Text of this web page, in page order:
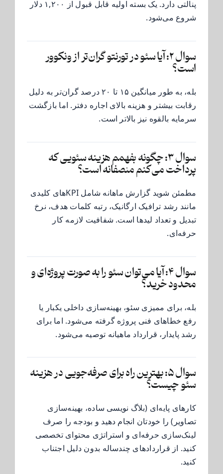
پنالتی دارد. یک بسته اولیه قابل قبول از ۱,۲۰۰ دلار
شروع می‌شود.
سوال ۲: آیا سئو در تورنتو گران‌تر از ونکوور
است؟
بله، به طور میانگین ۱۵ تا ۲۰ درصد گران‌تر به دلیل
رقابت بیشتر و هزینه بالای اجاره دفتر. اما بازگشت
سرمایه بالقوه نیز بالاتر است.
سوال ۳: چگونه بفهمم هزینه سئویی که
پرداخت می‌کنم منصفانه است؟
مطمئن شوید گزارش ماهانه شامل KPIهای کلیدی
مانند رشد ترافیک ارگانیک، رتبه کلمات هدف، نرخ
تبدیل و تعداد لیدها است. شفافیت لازمه کار
حرفه‌ای.
سوال ۴: آیا می‌توان سئو را به صورت پروژه‌ای و
محدود خرید؟
بله، برای ممیزی سئو، بهینه‌سازی داخلی یکبار یا
رفع خطاهای فنی پروژه گرفته می‌شود. اما برای
رشد پایدار، قرارداد ماهیانه توصیه می‌شود.
سوال ۵: بهترین راه برای صرفه‌جویی در هزینه
سئو چیست؟
کارهای پایه‌ای (بلاگ نویسی ساده، بهینه‌سازی
تصاویر) را خودتان انجام دهید و بودجه را صرف
لینک‌سازی حرفه‌ای و استراتژی محتوای تخصصی
کنید. از قراردادهای چندساله بدون دلیل اجتناب
کنید.